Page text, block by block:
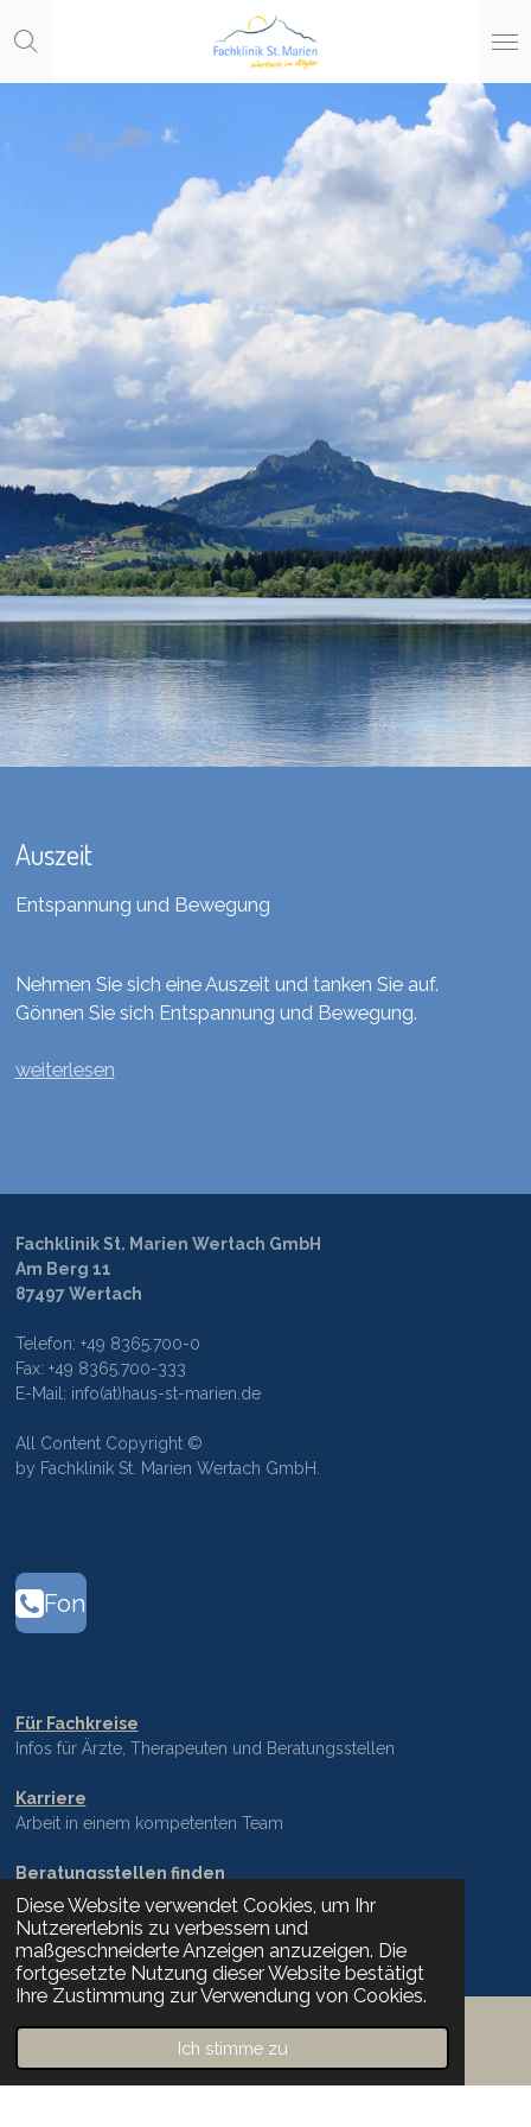
Diese Website verwendet Cookies, um Ihr
Nutzererlebnis zu verbessern und
maßgeschneiderte Anzeigen anzuzeigen. Die
fortgesetzte Nutzung dieser Website bestätigt
Ihre Zustimmung zur Verwendung von Cookies.
Ich stimme zu
Zum
Hauptinhalt
springen
Auszeit
Entspannung und Bewegung
Nehmen Sie sich eine Auszeit und tanken Sie auf.
Gönnen Sie sich Entspannung und Bewegung.
weiterlesen
Fachklinik St. Marien Wertach GmbH
Am Berg 11
87497 Wertach
Telefon: +49 8365.700-0
Fax: +49 8365.700-333
E-Mail: info(at)haus-st-marien.de
All Content Copyright ©
by Fachklinik St. Marien Wertach GmbH.
Fon
Für Fachkreise
Infos für Ärzte, Therapeuten und Beratungsstellen
Karriere
Arbeit in einem kompetenten Team
Beratungsstellen finden
Ihr Weg zu uns
Impressum
Datenschutz
Telefon